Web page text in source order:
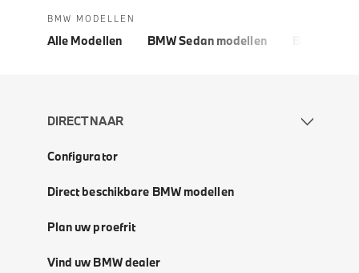
BMW MODELLEN
Alle Modellen BMW Sedan modellen
DIRECT NAAR
Configurator
Direct beschikbare BMW modellen
Plan uw proefrit
Vind uw BMW dealer